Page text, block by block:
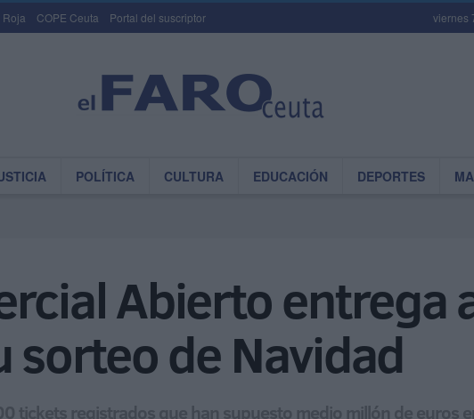
Roja COPE Ceuta Portal del suscriptor viernes
POLÍTICA CULTURA EDUCACIÓN DEPORTES
Abierto entrega
sorteo de Navidad
tickets registrados que han supuesto medio millón de euros